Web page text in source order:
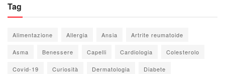
Tag
Alimentazione Allergia Ansia Artrite reumatoide
Asma Benessere Capelli Cardiologia Colesterolo
Covid-19 Curiosità Dermatologia Diabete